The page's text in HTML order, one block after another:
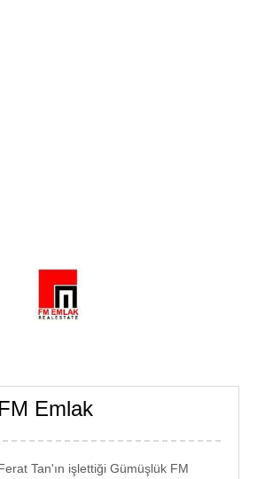
GÜMÜŞLÜK
Emlak
Tan'ın işlettiği Gümüşlük FM